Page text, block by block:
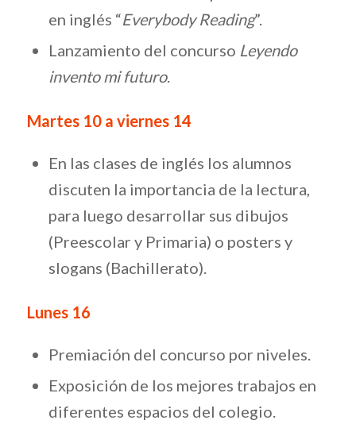
en inglés “Everybody Reading”.
Lanzamiento del concurso Leyendo
invento mi futuro.
Martes 10 a viernes 14
En las clases de inglés los alumnos
discuten la importancia de la lectura,
para luego desarrollar sus dibujos
(Preescolar y Primaria) o posters y
slogans (Bachillerato).
Lunes 16
Premiación del concurso por niveles.
Exposición de los mejores trabajos en
diferentes espacios del colegio.